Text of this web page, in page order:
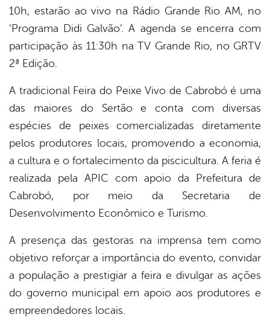
10h, estarão ao vivo na Rádio Grande Rio AM, no
‘Programa Didi Galvão’. A agenda se encerra com
participação às 11:30h na TV Grande Rio, no GRTV
2ª Edição.
A tradicional Feira do Peixe Vivo de Cabrobó é uma
das maiores do Sertão e conta com diversas
espécies de peixes comercializadas diretamente
pelos produtores locais, promovendo a economia,
a cultura e o fortalecimento da piscicultura. A feria é
realizada pela APIC com apoio da Prefeitura de
Cabrobó, por meio da Secretaria de
Desenvolvimento Econômico e Turismo.
A presença das gestoras na imprensa tem como
objetivo reforçar a importância do evento, convidar
a população a prestigiar a feira e divulgar as ações
do governo municipal em apoio aos produtores e
empreendedores locais.